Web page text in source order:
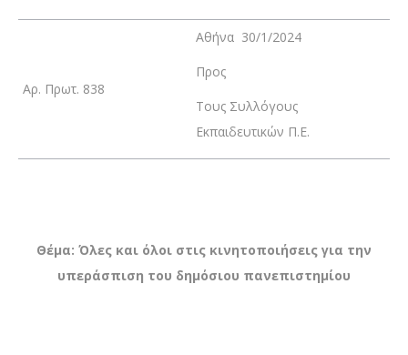
Αρ. Πρωτ. 838
Αθήνα 30/1/2024
Προς
Τους Συλλόγους
Εκπαιδευτικών Π.Ε.
Θέμα: Όλες και όλοι στις κινητοποιήσεις για την
υπεράσπιση του δημόσιου πανεπιστημίου